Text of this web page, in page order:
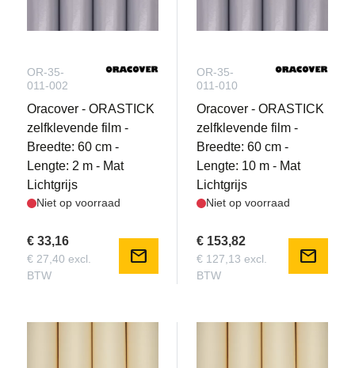
OR-35-
011-002
Oracover - ORASTICK
zelfklevende film -
Breedte: 60 cm -
Lengte: 2 m - Mat
Lichtgrijs
Niet op voorraad
€ 33,16
€ 27,40 excl.
BTW
mail
OR-35-
011-010
Oracover - ORASTICK
zelfklevende film -
Breedte: 60 cm -
Lengte: 10 m - Mat
Lichtgrijs
Niet op voorraad
€ 153,82
€ 127,13 excl.
BTW
mail